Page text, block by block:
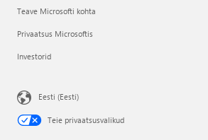
Teave Microsofti kohta
Privaatsus Microsoftis
Investorid
Eesti (Eesti)
Teie privaatsusvalikud